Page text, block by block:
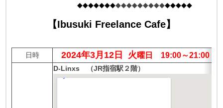
◆◆◆◆◆◆◆◆◆◆◆◆◆◆◆◆◆◆◆◆◆
【Ibusuki Freelance Cafe】
日時 2024年3月12日 火曜日 19:00～21:00
D-Linxs （JR指宿駅２階）